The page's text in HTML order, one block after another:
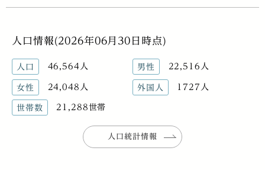
人口情報(2026年06月30日時点)
人口 46,564人 男性 22,516人
女性 24,048人 外国人 1727人
世帯数 21,288世帯
人口統計情報